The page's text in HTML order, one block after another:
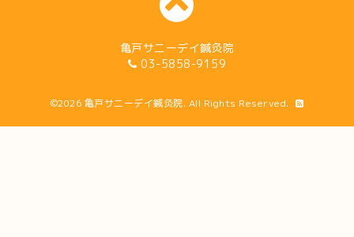
亀戸サニーデイ鍼灸院
03-5858-9159
©2026 亀戸サニーデイ鍼灸院. All Rights Reserved.